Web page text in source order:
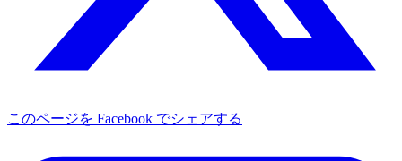
このページを Facebook でシェアする